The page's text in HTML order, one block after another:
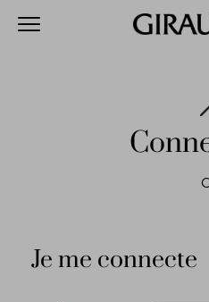
Je me connecte